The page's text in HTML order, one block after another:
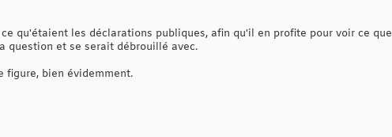
qu'étaient les déclarations publiques, afin qu'il en profite pour voir ce que
question et se serait débrouillé avec.
figure, bien évidemment.